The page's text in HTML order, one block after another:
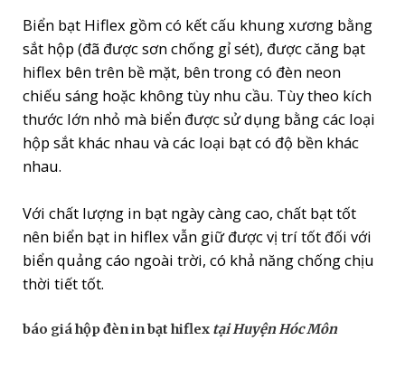
Biển bạt Hiflex gồm có kết cấu khung xương bằng
sắt hộp (đã được sơn chống gỉ sét), được căng bạt
hiflex bên trên bề mặt, bên trong có đèn neon
chiếu sáng hoặc không tùy nhu cầu. Tùy theo kích
thước lớn nhỏ mà biển được sử dụng bằng các loại
hộp sắt khác nhau và các loại bạt có độ bền khác
nhau.
Với chất lượng in bạt ngày càng cao, chất bạt tốt
nên biển bạt in hiflex vẫn giữ được vị trí tốt đối với
biển quảng cáo ngoài trời, có khả năng chống chịu
thời tiết tốt.
báo giá hộp đèn in bạt hiflex tại Huyện Hóc Môn